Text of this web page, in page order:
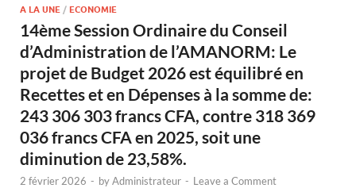
A LA UNE / ECONOMIE
14ème Session Ordinaire du Conseil
d’Administration de l’AMANORM: Le
projet de Budget 2026 est équilibré en
Recettes et en Dépenses à la somme de:
243 306 303 francs CFA, contre 318 369
036 francs CFA en 2025, soit une
diminution de 23,58%.
2 février 2026 - byAdministrateur - Leave a Comment